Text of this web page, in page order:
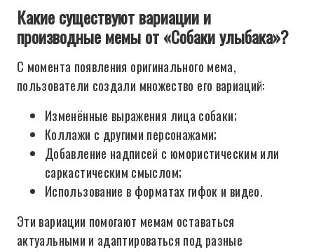
Какие существуют вариации и
производные мемы от «Собаки улыбака»?
С момента появления оригинального мема,
пользователи создали множество его вариаций:
Изменённые выражения лица собаки;
Коллажи с другими персонажами;
Добавление надписей с юмористическим или
саркастическим смыслом;
Использование в форматах гифок и видео.
Эти вариации помогают мемам оставаться
актуальными и адаптироваться под разные